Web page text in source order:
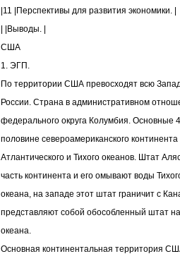
|11 |Перспективы для развития экономики. |
| |Выводы. |
США
1. ЭГП.
По территории США превосходят всю
России. Страна в административном
федерального округа Колумбия.
половине североамериканского
Атлантического и Тихого океанов. Штат
часть континента и его омывают воды
океана, на западе этот штат граничит с
представляют собой обособленный штат
океана.
Основная континентальная территория